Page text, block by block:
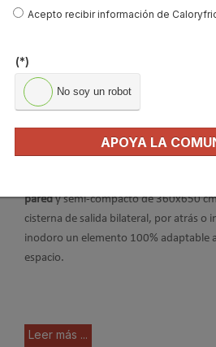
O.Novo Villeroy&Boch
para aportar al baño calidad, diseño y
O.Novo Villeroy&Boches la colección
paredy semi-compacto de 360x650
cisterna de salida bilateral, por atrás o
inodoro un elemento 100% adaptable
espacio.
Leer más ...
Acepto recibir información de
(*)
No soy un robot
APOYA LA